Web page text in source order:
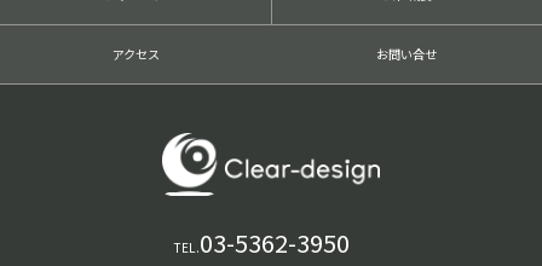
アクセス お問い合せ
TEL.03-5362-3950